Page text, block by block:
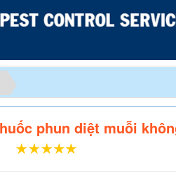
phun diệt muỗi